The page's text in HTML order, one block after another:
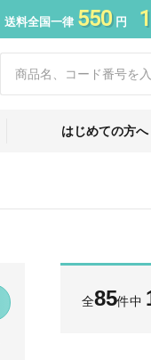
送料全国一律 550円
はじめての方へ
全85件中